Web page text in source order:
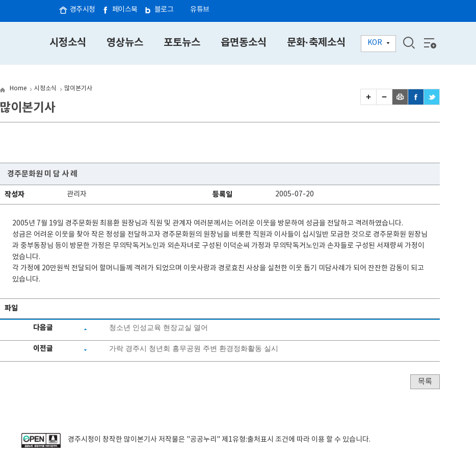
경주시청 페이스북 블로그 유튜브
시정소식 영상뉴스 포토뉴스 읍면동소식 문화·축제소식 KOR
Home 시정소식 많이본기사
많이본기사
경주문화원 미 담 사 례
작성자 관리자 등록일 2005-07-20
2005년 7월 19일 경주문화원 최용환 원장님과 직원 및 관계자 여러분께서는 어려운 이웃을 방문하여 성금을 전달하고 격려하였습니다.
성금은 어려운 이웃을 찾아 작은 정성을 전달하고자 경주문화원의 원장님을 비롯한 직원과 이사들이 십시일반 모금한 것으로 경주문화원 원장님
과 중부동장님 등이 방문한 가정은 무의탁독거노인과 외손자녀로 구성된 이덕순씨 가정과 무의탁독거노인과 손자들로 구성된 서재량씨 가정이
었습니다.
각 가정에 20만원씩 전달되어 할머니들께 격려가 되었으며 이웃사랑과 경로효친 사상을 실천한 이웃 돕기 미담사례가 되어 잔잔한 감동이 되고
있습니다.
파일
다음글 청소년 인성교육 현장교실 열어
이전글 가락 경주시 청년회 흥무공원 주변 환경정화활동 실시
목록
경주시청이 창작한 많이본기사 저작물은 "공공누리" 제1유형:출처표시 조건에 따라 이용 할 수 있습니다.